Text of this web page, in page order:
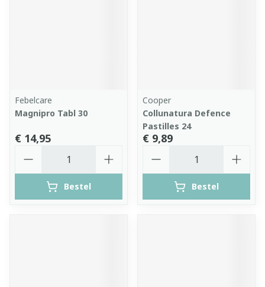
Febelcare
Magnipro Tabl 30
€ 14,95
Bestel
Cooper
Collunatura Defence
Pastilles 24
€ 9,89
Bestel